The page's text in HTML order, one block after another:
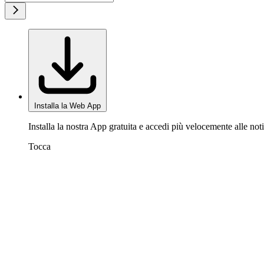
Installa la Web App
Installa la nostra App gratuita e accedi più velocemente alle
Tocca